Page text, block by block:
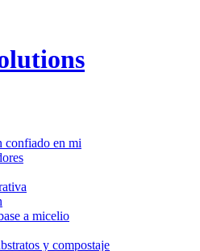
confiado en mi
a micelio
y compostaje